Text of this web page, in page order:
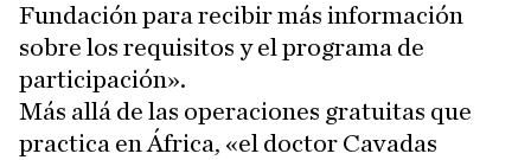
Fundación para recibir más información
sobre los requisitos y el programa de
participación».
Más allá de las operaciones gratuitas que
practica en África, «el doctor Cavadas